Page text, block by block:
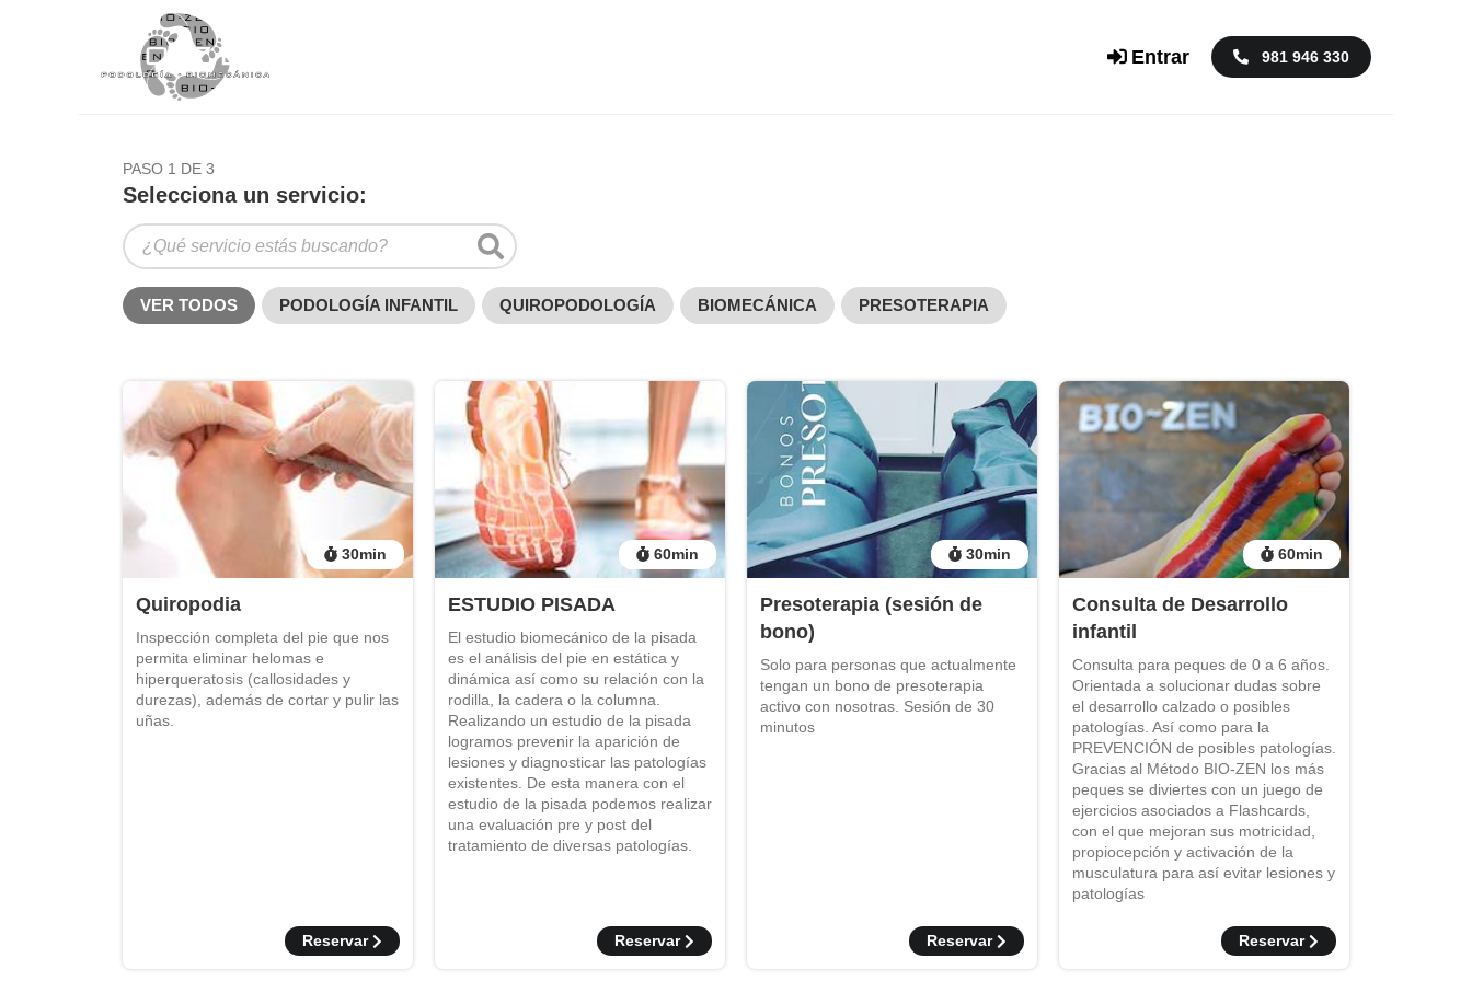
Entrar 981 946 330
PASO 1 DE 3
Selecciona un servicio:
VER TODOS PODOLOGÍA INFANTIL QUIROPODOLOGÍA BIOMECÁNICA PRESOTERAPIA
30min
Quiropodia
Inspección completa del pie que nos
permita eliminar helomas e
hiperqueratosis (callosidades y
durezas), además de cortar y pulir las
uñas.
Reservar
60min
ESTUDIO PISADA
El estudio biomecánico de la pisada
es el análisis del pie en estática y
dinámica así como su relación con la
rodilla, la cadera o la columna.
Realizando un estudio de la pisada
logramos prevenir la aparición de
lesiones y diagnosticar las patologías
existentes. De esta manera con el
estudio de la pisada podemos realizar
una evaluación pre y post del
tratamiento de diversas patologías.
Reservar
30min
Presoterapia (sesión de
bono)
Solo para personas que actualmente
tengan un bono de presoterapia
activo con nosotras. Sesión de 30
minutos
Reservar
60min
Consulta de Desarrollo
infantil
Consulta para peques de 0 a 6 años.
Orientada a solucionar dudas sobre
el desarrollo calzado o posibles
patologías. Así como para la
PREVENCIÓN de posibles patologías.
Gracias al Método BIO-ZEN los más
peques se diviertes con un juego de
ejercicios asociados a Flashcards,
con el que mejoran sus motricidad,
propiocepción y activación de la
musculatura para así evitar lesiones y
patologías
Reservar